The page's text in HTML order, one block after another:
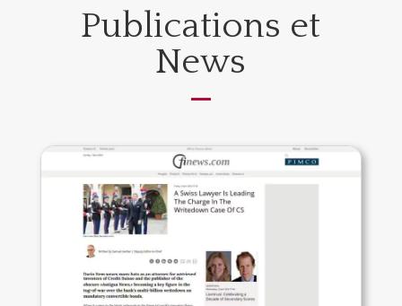
Publications et
News